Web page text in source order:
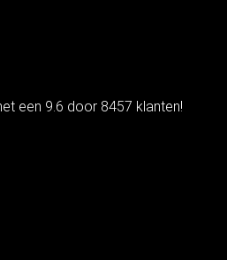
een 9.6 door 8457 klanten!